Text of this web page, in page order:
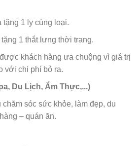
tặng 1 ly cùng loại.
1 thắt lưng thời trang.
khách hàng ưa chuộng vì giá trị
với chi phí bỏ ra.
Du Lịch, Ẩm Thực,...)
chăm sóc sức khỏe, làm đẹp, du
– quán ăn.